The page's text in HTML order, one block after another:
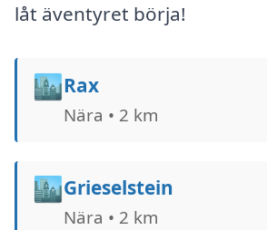
låt äventyret börja!
🏙️Rax
Nära • 2 km
🏙️Grieselstein
Nära • 2 km